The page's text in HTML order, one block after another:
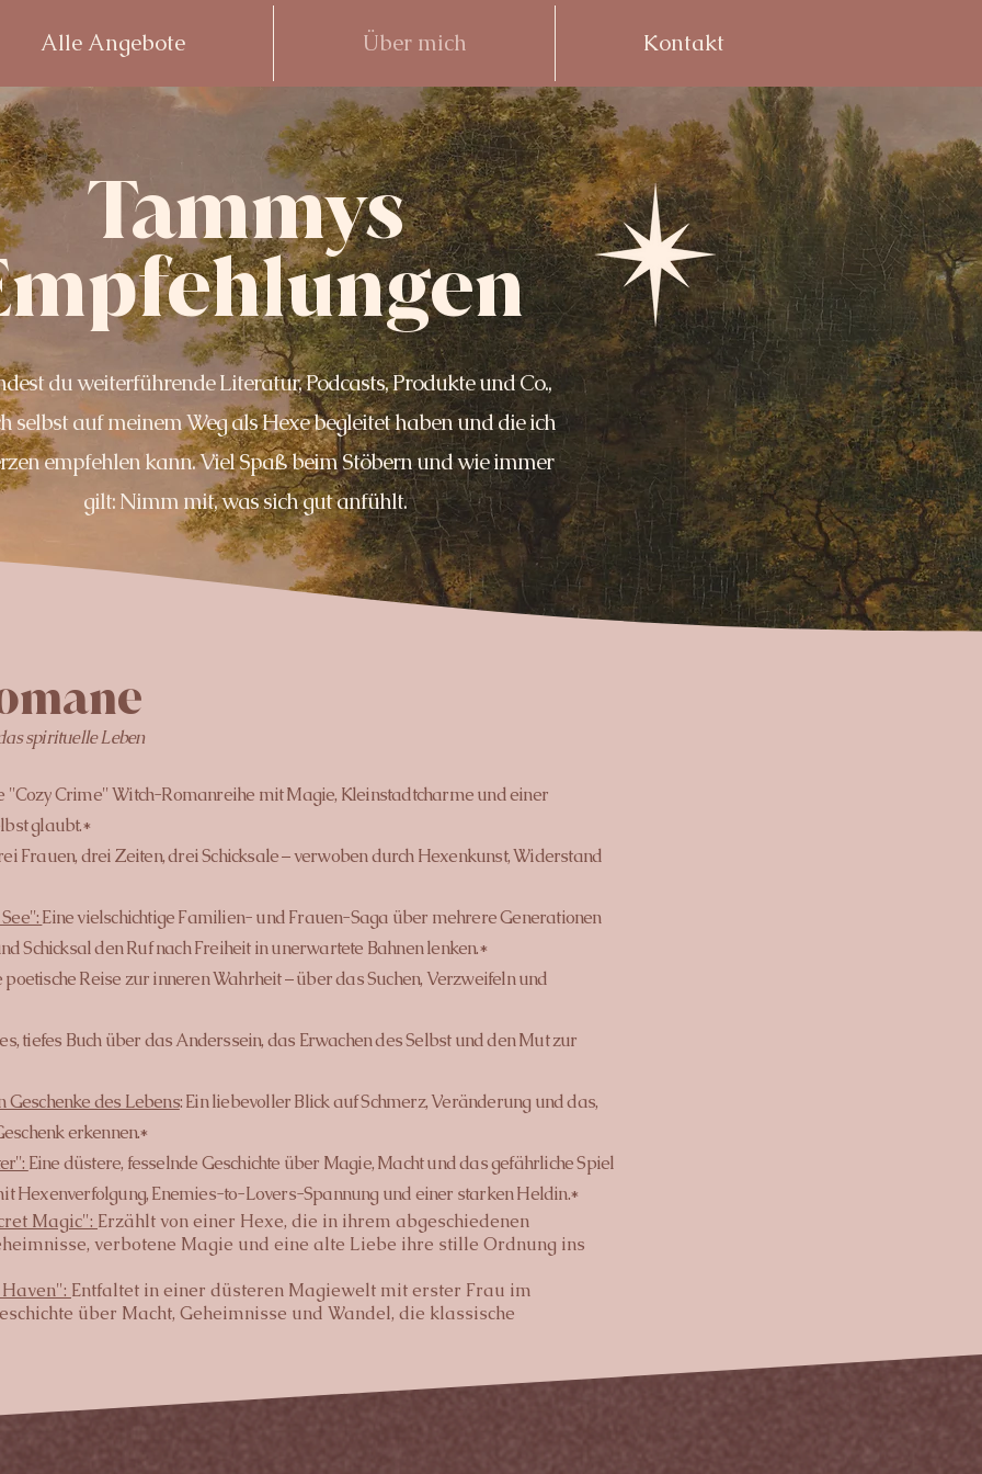
Alle Angebote Über mich Kontakt
Tammys
du weiterführende Literatur, Podcasts, Produkte und Co.,
selbst auf meinem Weg als Hexe begleitet haben und die ich
empfehlen kann. Viel Spaß beim Stöbern und wie immer
gilt: Nimm mit, was sich gut anfühlt.
spirituelle Leben​
"Cozy Crime" Witch-Romanreihe mit Magie, Kleinstadtcharme und einer
glaubt.*
Frauen, drei Zeiten, drei Schicksale – verwoben durch Hexenkunst, Widerstand
Eine vielschichtige Familien- und Frauen-Saga über mehrere Generationen
Schicksal den Ruf nach Freiheit in unerwartete Bahnen lenken.*
poetische Reise zur inneren Wahrheit – über das Suchen, Verzweifeln und
tiefes Buch über das Anderssein, das Erwachen des Selbst und den Mut zur
des Lebens:Ein liebevoller Blick auf Schmerz, Veränderung und das,
erkennen.*
Eine düstere, fesselnde Geschichte über Magie, Macht und das gefährliche Spiel
Hexenverfolgung, Enemies-to-Lovers-Spannung und einer starken Heldin.*
Magic": Erzählt von einer Hexe, die in ihrem abgeschiedenen
verbotene Magie und eine alte Liebe ihre stille Ordnung ins
Entfaltet in einer düsteren Magiewelt mit erster Frau im
über Macht, Geheimnisse und Wandel, die klassische